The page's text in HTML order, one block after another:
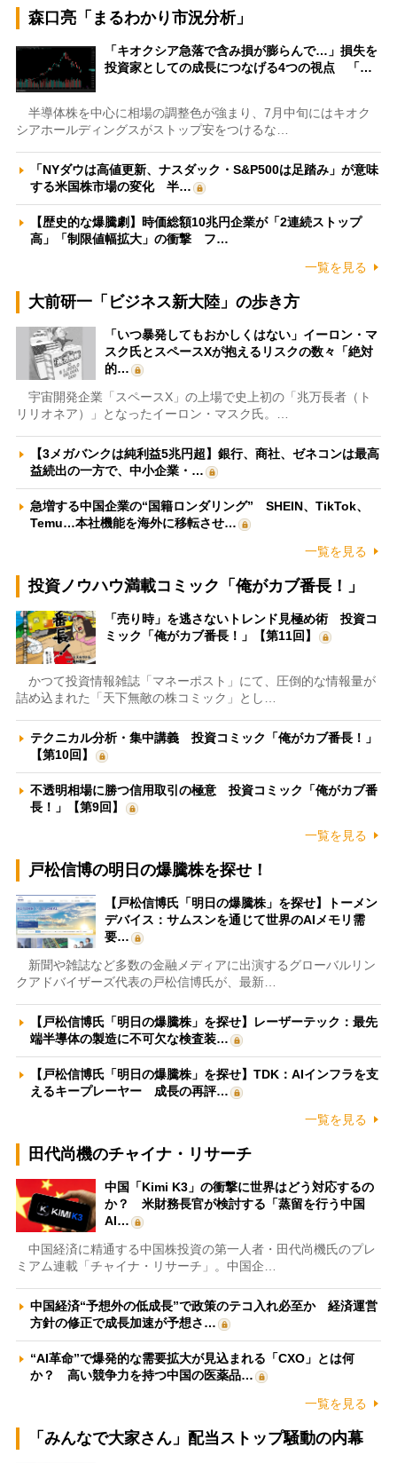
森口亮「まるわかり市況分析」
「キオクシア急落で含み損が膨らんで…」損失を
投資家としての成長につなげる4つの視点 「…
半導体株を中心に相場の調整色が強まり、7月中旬にはキオク
シアホールディングスがストップ安をつけるな…
「NYダウは高値更新、ナスダック・S&P500は足踏み」が意味
する米国株市場の変化 半…
【歴史的な爆騰劇】時価総額10兆円企業が「2連続ストップ
高」「制限値幅拡大」の衝撃 フ…
一覧を見る
大前研一「ビジネス新大陸」の歩き方
「いつ暴発してもおかしくはない」イーロン・マ
スク氏とスペースXが抱えるリスクの数々「絶対
的…
宇宙開発企業「スペースX」の上場で史上初の「兆万長者（ト
リリオネア）」となったイーロン・マスク氏。…
【3メガバンクは純利益5兆円超】銀行、商社、ゼネコンは最高
益続出の一方で、中小企業・…
急増する中国企業の“国籍ロンダリング” SHEIN、TikTok、
Temu…本社機能を海外に移転させ…
一覧を見る
投資ノウハウ満載コミック「俺がカブ番長！」
「売り時」を逃さないトレンド見極め術 投資コ
ミック「俺がカブ番長！」【第11回】
かつて投資情報雑誌「マネーポスト」にて、圧倒的な情報量が
詰め込まれた「天下無敵の株コミック」とし…
テクニカル分析・集中講義 投資コミック「俺がカブ番長！」
【第10回】
不透明相場に勝つ信用取引の極意 投資コミック「俺がカブ番
長！」【第9回】
一覧を見る
戸松信博の明日の爆騰株を探せ！
【戸松信博氏「明日の爆騰株」を探せ】トーメン
デバイス：サムスンを通じて世界のAIメモリ需
要…
新聞や雑誌など多数の金融メディアに出演するグローバルリン
クアドバイザーズ代表の戸松信博氏が、最新…
【戸松信博氏「明日の爆騰株」を探せ】レーザーテック：最先
端半導体の製造に不可欠な検査装…
【戸松信博氏「明日の爆騰株」を探せ】TDK：AIインフラを支
えるキープレーヤー 成長の再評…
一覧を見る
田代尚機のチャイナ・リサーチ
中国「Kimi K3」の衝撃に世界はどう対応するの
か？ 米財務長官が検討する「蒸留を行う中国
AI…
中国経済に精通する中国株投資の第一人者・田代尚機氏のプレ
ミアム連載「チャイナ・リサーチ」。中国企…
中国経済“予想外の低成長”で政策のテコ入れ必至か 経済運営
方針の修正で成長加速が予想さ…
“AI革命”で爆発的な需要拡大が見込まれる「CXO」とは何
か？ 高い競争力を持つ中国の医薬品…
一覧を見る
「みんなで大家さん」配当ストップ騒動の内幕